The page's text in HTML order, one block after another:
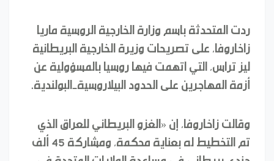
ردت المتحدثة باسم وزارة الخارجية الروسية ماريا
زاخاروفا، على تصريحات وزيرة الخارجية البريطانية
ليز تراس، التي اتهمت فيها روسيا بالمسؤولية عن
أزمة المهاجرين على الحدود البيلاروسية-البولندية.
وقالت زاخاروفا، إن «الغزو البريطاني للعراق الذي
تم التخطيط له بعناية محكمة، ومشاركة 45 ألف